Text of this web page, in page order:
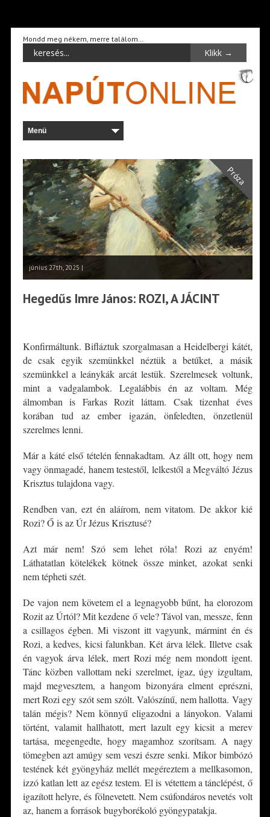
Mondd meg nékem, merre találom…
Próza
június 27th, 2025 |
Hegedűs Imre János: ROZI, A JÁCINT
Konfirmáltunk. Bifláztuk szorgalmasan a Heidelbergi kátét,
de csak egyik szemünkkel néztük a betűket, a másik
szemünkkel a leánykák arcát lestük. Szerelmesek voltunk,
mint a vadgalambok. Legalábbis én az voltam. Még
álmomban is Farkas Rozit láttam. Csak tizenhat éves
korában tud az ember igazán, önfeledten, önzetlenül
szerelmes lenni.
Már a káté első tételén fennakadtam. Az állt ott, hogy nem
vagy önmagadé, hanem testestől, lelkestől a Megváltó Jézus
Krisztus tulajdona vagy.
Rendben van, ezt én aláírom, nem vitatom. De akkor kié
Rozi? Ő is az Úr Jézus Krisztusé?
Azt már nem! Szó sem lehet róla! Rozi az enyém!
Láthatatlan kötelékek kötnek össze minket, azokat senki
nem tépheti szét.
De vajon nem követem el a legnagyobb bűnt, ha elorozom
Rozit az Úrtól? Mit kezdene ő vele? Távol van, messze, fenn
a csillagos égben. Mi viszont itt vagyunk, mármint én és
Rozi, a kedves, kicsi falunkban. Két árva lélek. Illetve csak
én vagyok árva lélek, mert Rozi még nem mondott igent.
Tánc közben vallottam neki szerelmet, igaz, úgy izgultam,
majd megvesztem, a hangom bizonyára elment eprészni,
mert Rozi egy szót sem szólt. Valószínű, nem hallotta. Vagy
talán mégis? Nem könnyű eligazodni a lányokon. Valami
történt, valamit hallhatott, mert lazult egy kicsit a merev
tartása, megengedte, hogy magamhoz szorítsam. A nagy
tömegben azt amúgy sem veszi észre senki. Mikor bimbózó
testének két gyöngyház mellét megéreztem a mellkasomon,
izzó katlan lett az egész testem. El is vétettem a tánclépést, ő
igazított helyre, és fölnevetett. Nem csúfondáros nevetés volt
az, hanem a források bugyborékoló gyöngypatakja.